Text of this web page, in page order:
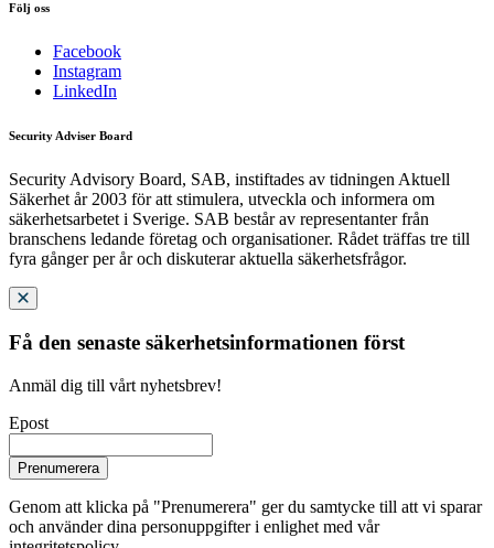
Följ oss
Facebook
Instagram
LinkedIn
Security Adviser Board
Security Advisory Board, SAB, instiftades av tidningen Aktuell
Säkerhet år 2003 för att stimulera, utveckla och informera om
säkerhetsarbetet i Sverige. SAB består av representanter från
branschens ledande företag och organisationer. Rådet träffas tre till
fyra gånger per år och diskuterar aktuella säkerhetsfrågor.
Få den senaste säkerhetsinformationen först
Anmäl dig till vårt nyhetsbrev!
Epost
Prenumerera
Genom att klicka på "Prenumerera" ger du samtycke till att vi sparar
och använder dina personuppgifter i enlighet med vår